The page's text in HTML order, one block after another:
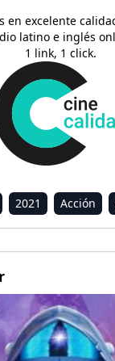
en excelente
latino e inglés
1 link, 1 click.
2021 Acción
ficción Comedia
de los Poderes